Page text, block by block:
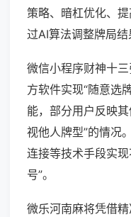
策略、暗杠优化、
过AI算法调整牌局结
微信小程序财神十
方软件实现“随意选
能，部分用户反映
视他人牌型”的情况
连接等技术手段实
号”。
微乐河南麻将凭借